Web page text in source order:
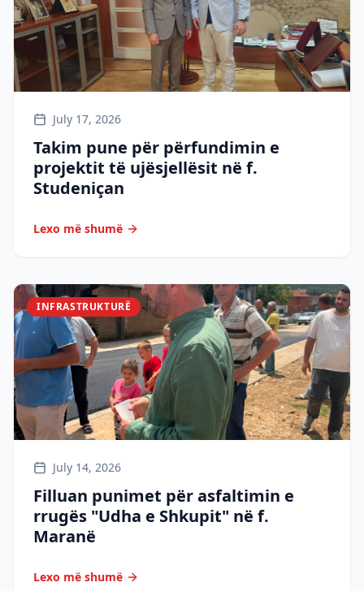
July 17, 2026
Takim pune për përfundimin e
projektit të ujësjellësit në f.
Studeniçan
Lexo më shumë
INFRASTRUKTURË
July 14, 2026
Filluan punimet për asfaltimin e
rrugës "Udha e Shkupit" në f.
Maranë
Lexo më shumë